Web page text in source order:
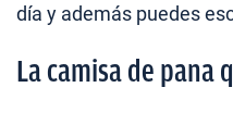
día y además puedes
La camisa de pana